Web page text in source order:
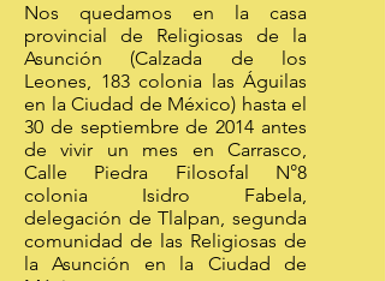
Nos quedamos en la casa
provincial de Religiosas de la
Asunción (Calzada de los
Leones, 183 colonia las Águilas
en la Ciudad de México) hasta el
30 de septiembre de 2014 antes
de vivir un mes en Carrasco,
Calle Piedra Filosofal N°8
colonia Isidro Fabela,
delegación de Tlalpan, segunda
comunidad de las Religiosas de
la Asunción en la Ciudad de